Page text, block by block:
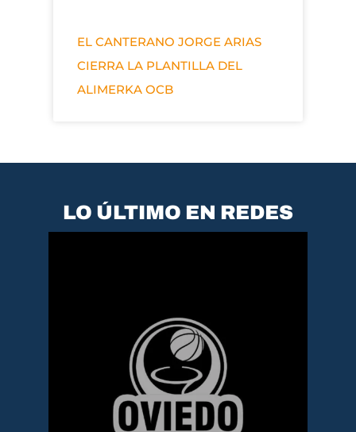
EL CANTERANO JORGE ARIAS
CIERRA LA PLANTILLA DEL
ALIMERKA OCB
LO ÚLTIMO EN REDES